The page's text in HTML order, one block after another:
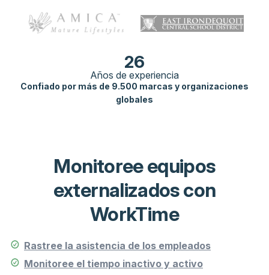
26
Años de experiencia
Confiado por más de 9.500 marcas y organizaciones
globales
Monitoree equipos
externalizados con
WorkTime
Rastree la asistencia de los empleados
Monitoree el tiempo inactivo y activo